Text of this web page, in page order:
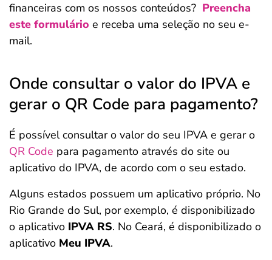
financeiras com os nossos conteúdos? Preencha
este formulário e receba uma seleção no seu e-
mail.
Onde consultar o valor do IPVA e
gerar o QR Code para pagamento?
É possível consultar o valor do seu IPVA e gerar o
QR Code para pagamento através do site ou
aplicativo do IPVA, de acordo com o seu estado.
Alguns estados possuem um aplicativo próprio. No
Rio Grande do Sul, por exemplo, é disponibilizado
o aplicativo IPVA RS. No Ceará, é disponibilizado o
aplicativo Meu IPVA.